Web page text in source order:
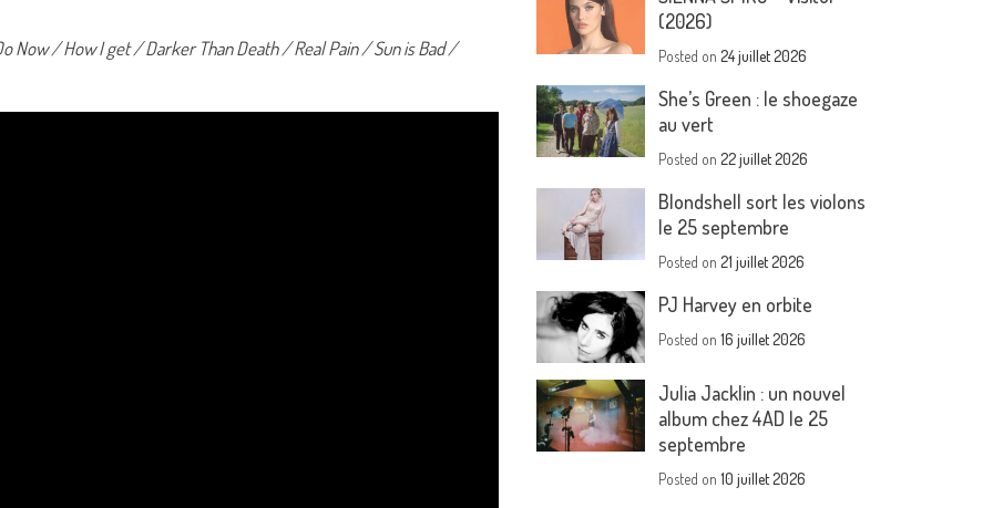
Now / How I get / Darker Than Death / Real Pain / Sun is Bad /
(2026)
Posted on24 juillet 2026
She’s Green : le shoegaze
au vert
Posted on22 juillet 2026
Blondshell sort les violons
le 25 septembre
Posted on21 juillet 2026
PJ Harvey en orbite
Posted on16 juillet 2026
Julia Jacklin : un nouvel
album chez 4AD le 25
septembre
Posted on10 juillet 2026